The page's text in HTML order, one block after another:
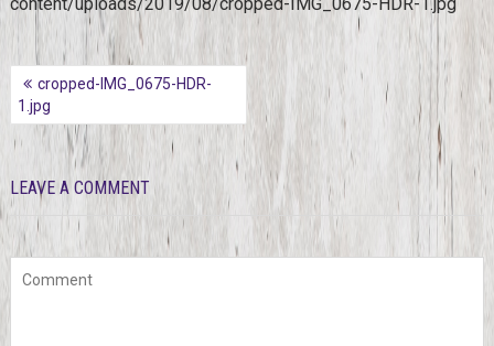
BERICHT
NAVIGATIE
cropped-IMG_0675-HDR-
1.jpg
LEAVE A COMMENT